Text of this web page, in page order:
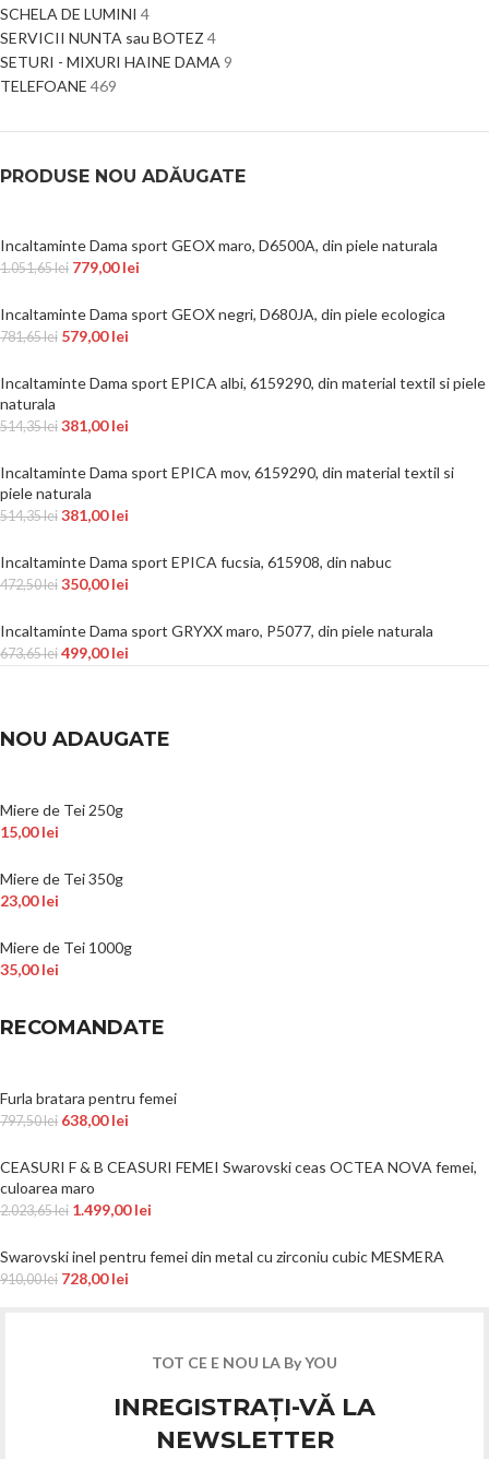
SCHELA DE LUMINI 4
SERVICII NUNTA sau BOTEZ 4
SETURI - MIXURI HAINE DAMA 9
TELEFOANE 469
PRODUSE NOU ADĂUGATE
Incaltaminte Dama sport GEOX maro, D6500A, din piele naturala
1.051,65lei 779,00lei
Incaltaminte Dama sport GEOX negri, D680JA, din piele ecologica
781,65lei 579,00lei
Incaltaminte Dama sport EPICA albi, 6159290, din material textil si piele
naturala
514,35lei 381,00lei
Incaltaminte Dama sport EPICA mov, 6159290, din material textil si
piele naturala
514,35lei 381,00lei
Incaltaminte Dama sport EPICA fucsia, 615908, din nabuc
472,50lei 350,00lei
Incaltaminte Dama sport GRYXX maro, P5077, din piele naturala
673,65lei 499,00lei
NOU ADAUGATE
Miere de Tei 250g
15,00lei
Miere de Tei 350g
23,00lei
Miere de Tei 1000g
35,00lei
RECOMANDATE
Furla bratara pentru femei
797,50lei 638,00lei
CEASURI F & B CEASURI FEMEI Swarovski ceas OCTEA NOVA femei,
culoarea maro
2.023,65lei 1.499,00lei
Swarovski inel pentru femei din metal cu zirconiu cubic MESMERA
910,00lei 728,00lei
TOT CE E NOU LA By YOU
INREGISTRAȚI-VĂ LA
NEWSLETTER